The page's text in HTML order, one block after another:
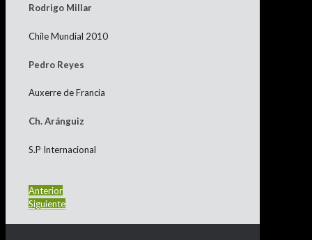
Rodrigo Millar
Chile Mundial 2010
Pedro Reyes
Auxerre de Francia
Ch. Aránguiz
S.P Internacional
Anterior
Siguiente